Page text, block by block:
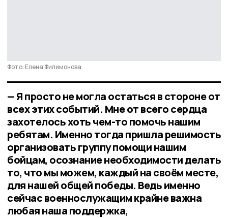
Фото: Елена Филимонова
— Я просто не могла остаться в стороне от
всех этих событий. Мне от всего сердца
захотелось хоть чем-то помочь нашим
ребятам. Именно тогда пришла решимость
организовать группу помощи нашим
бойцам, осознание необходимости делать
то, что мы можем, каждый на своём месте,
для нашей общей победы. Ведь именно
сейчас военнослужащим крайне важна
любая наша поддержка,